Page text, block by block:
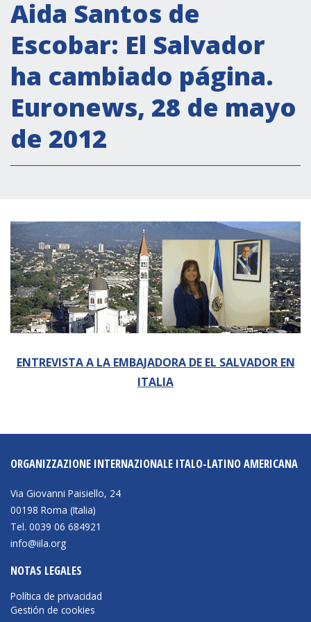
Secretaría Cultural
Secretaría Socioeconómica
Secretaría Técnico-científica
Forum Pymes
Conferencia Italia- América Latina y el Caribe
Red para la promoción de la igualdad de
género
COOPERACIÓN
Patrimonio cultural
Empoderamiento socio-económico
EUROsociAL
AL-INVEST Verde
MEDIOS
Audios
Aida Santos de
Escobar: El Salvador
ha cambiado página.
Euronews, 28 de mayo
de 2012
ENTREVISTA A LA EMBAJADORA DE EL SALVADOR EN
ITALIA
ORGANIZZAZIONE INTERNAZIONALE ITALO-LATINO AMERICANA
Via Giovanni Paisiello, 24
00198 Roma (Italia)
Tel. 0039 06 684921
info@iila.org
NOTAS LEGALES
Política de privacidad
Gestión de cookies